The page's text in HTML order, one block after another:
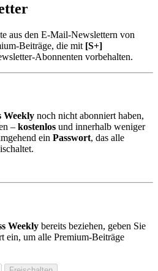
aus den E-Mail-Newslettern von
Beiträge, die mit [S+]
Abonnenten vorbehalten.
Weekly noch nicht abonniert haben,
– kostenlos und innerhalb weniger
ein Passwort, das alle
Weekly bereits beziehen, geben Sie
ein, um alle Premium-Beiträge